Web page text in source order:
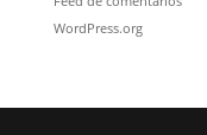
WordPress.org